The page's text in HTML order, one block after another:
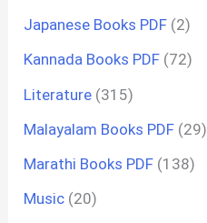
Japanese Books PDF (2)
Kannada Books PDF (72)
Literature (315)
Malayalam Books PDF (29)
Marathi Books PDF (138)
Music (20)